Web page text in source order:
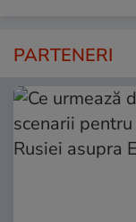
PARTENERI